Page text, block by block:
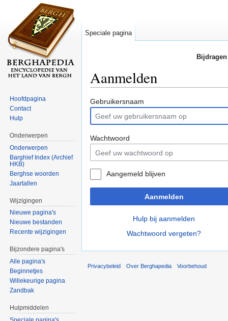
Aanmelden
Gebruikersnaam
Wachtwoord
Aangemeld blijven
Aanmelden
Hulp bij aanmelden
Wachtwoord vergeten?
Speciale pagina
Hoofdpagina
Contact
Hulp
Onderwerpen
Onderwerpen
Barghief Index (Archief
HKB)
Berghse woorden
Jaartallen
Wijzigingen
Nieuwe pagina's
Nieuwe bestanden
Recente wijzigingen
Bijzondere pagina's
Alle pagina's
Beginnetjes
Willekeurige pagina
Zandbak
Hulpmiddelen
Privacybeleid Over Berghapedia Voorbehoud